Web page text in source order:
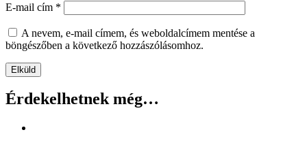
E-mail cím *
A nevem, e-mail címem, és weboldalcímem mentése a
böngészőben a következő hozzászólásomhoz.
Érdekelhetnek még…